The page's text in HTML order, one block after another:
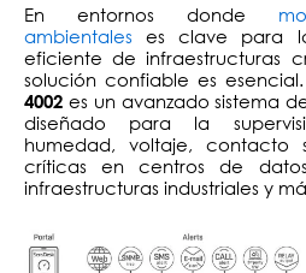
En entornos donde
ambientales es clave para
eficiente de infraestructuras
solución confiable es esencial.
4002 es un avanzado sistema
diseñado para la
humedad, voltaje, contacto
críticas en centros de
infraestructuras industriales y